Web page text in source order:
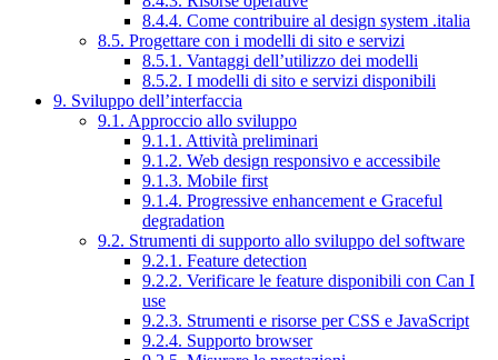
8.4.4. Come contribuire al design system .italia
8.5. Progettare con i modelli di sito e servizi
8.5.1. Vantaggi dell’utilizzo dei modelli
8.5.2. I modelli di sito e servizi disponibili
9. Sviluppo dell’interfaccia
9.1. Approccio allo sviluppo
9.1.1. Attività preliminari
9.1.2. Web design responsivo e accessibile
9.1.3. Mobile first
9.1.4. Progressive enhancement e Graceful
degradation
9.2. Strumenti di supporto allo sviluppo del software
9.2.1. Feature detection
9.2.2. Verificare le feature disponibili con Can I
use
9.2.3. Strumenti e risorse per CSS e JavaScript
9.2.4. Supporto browser